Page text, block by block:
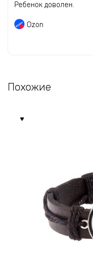
Ребенок доволен.
Ozon
Похожие